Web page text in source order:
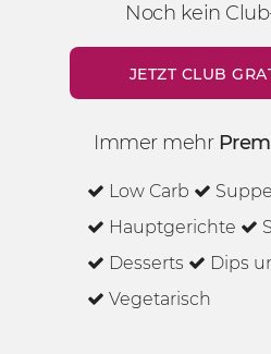
Noch kein
JETZT CLUB
Immer mehr
Low Carb
Hauptgerichte
Desserts
Dips
Vegetarisch